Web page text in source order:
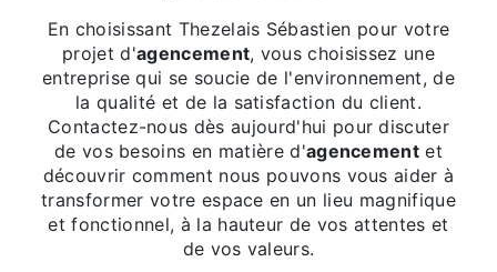
En choisissant Thezelais Sébastien pour votre
projet d'agencement, vous choisissez une
entreprise qui se soucie de l'environnement, de
la qualité et de la satisfaction du client.
Contactez-nous dès aujourd'hui pour discuter
de vos besoins en matière d'agencement et
découvrir comment nous pouvons vous aider à
transformer votre espace en un lieu magnifique
et fonctionnel, à la hauteur de vos attentes et
de vos valeurs.